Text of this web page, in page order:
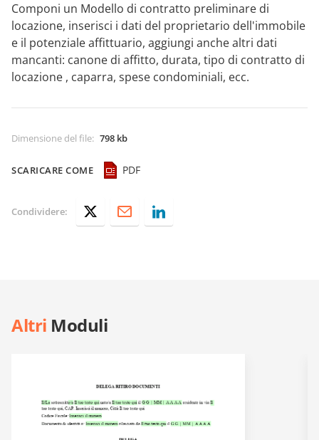
Componi un Modello di contratto preliminare di
locazione, inserisci i dati del proprietario dell'immobile
e il potenziale affittuario, aggiungi anche altri dati
mancanti: canone di affitto, durata, tipo di contratto di
locazione , caparra, spese condominiali, ecc.
Dimensione del file: 798 kb
SCARICARE COME PDF
Condividere:
Altri Moduli